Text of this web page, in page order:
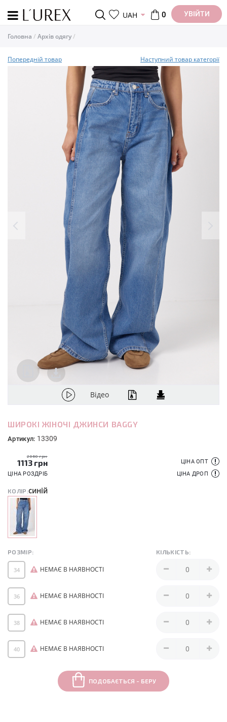
UAH 0 УВІЙТИ
Головна Архів одягу
Попередній товар Наступний товар категорії
Відео
ШИРОКІ ЖІНОЧІ ДЖИНСИ BAGGY
Артикул: 13309
2060 грн
1113 грн
ЦІНА РОЗДРІБ
ЦІНА ОПТ
ЦІНА ДРОП
КОЛІР:синій
РОЗМІР: КІЛЬКІСТЬ:
34 НЕМАЄ В НАЯВНОСТІ
36 НЕМАЄ В НАЯВНОСТІ
38 НЕМАЄ В НАЯВНОСТІ
40 НЕМАЄ В НАЯВНОСТІ
ПОДОБАЄТЬСЯ - БЕРУ